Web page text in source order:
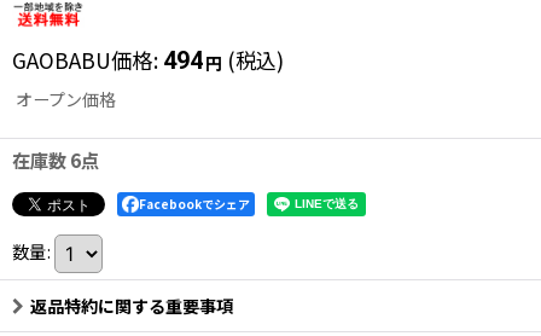
GAOBABU価格: 494円 (税込)
オープン価格
在庫数 6点
Facebookでシェア
数量:
返品特約に関する重要事項